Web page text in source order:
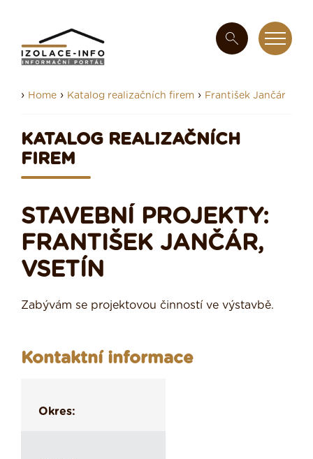
› Home › Katalog realizačních firem › František Jančár
KATALOG REALIZAČNÍCH
FIREM
STAVEBNÍ PROJEKTY:
FRANTIŠEK JANČÁR,
VSETÍN
Zabývám se projektovou činností ve výstavbě.
Kontaktní informace
Okres: